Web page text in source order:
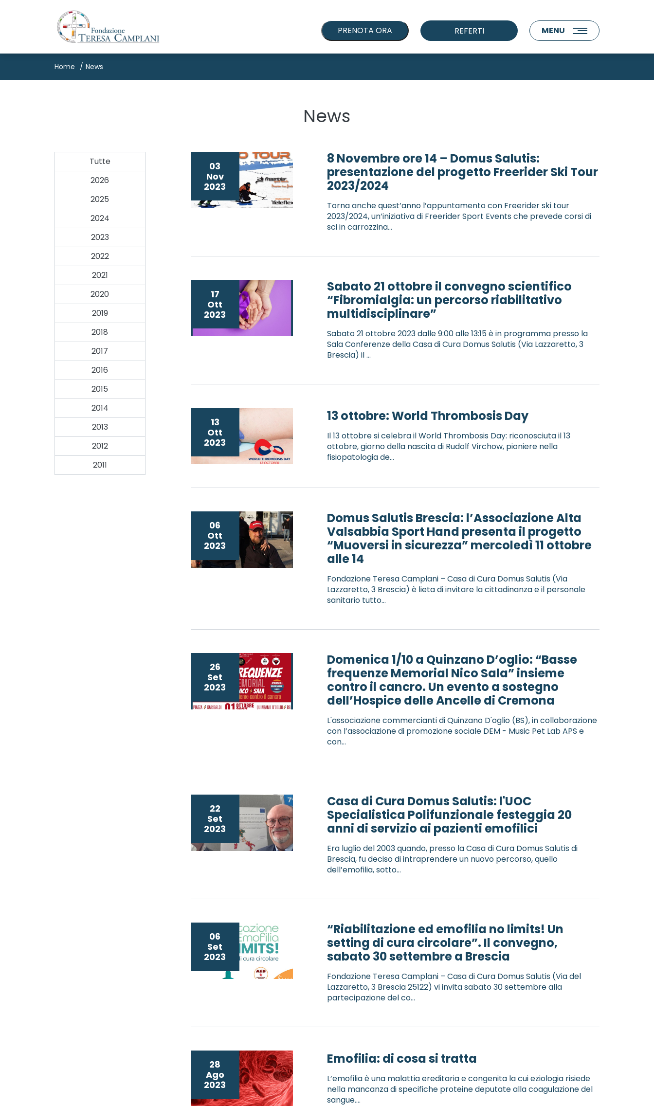
PRENOTA ORA REFERTI MENU
Home News
News
Tutte
2026
2025
2024
2023
2022
2021
2020
2019
2018
2017
2016
2015
2014
2013
2012
2011
03
Nov
2023
8 Novembre ore 14 – Domus Salutis:
presentazione del progetto Freerider Ski Tour
2023/2024
Torna anche quest’anno l’appuntamento con Freerider ski tour
2023/2024, un’iniziativa di Freerider Sport Events che prevede corsi di
sci in carrozzina...
17
Ott
2023
Sabato 21 ottobre il convegno scientifico
“Fibromialgia: un percorso riabilitativo
multidisciplinare”
Sabato 21 ottobre 2023 dalle 9:00 alle 13:15 è in programma presso la
Sala Conferenze della Casa di Cura Domus Salutis (Via Lazzaretto, 3
Brescia) il ...
13
Ott
2023
13 ottobre: World Thrombosis Day
Il 13 ottobre si celebra il World Thrombosis Day: riconosciuta il 13
ottobre, giorno della nascita di Rudolf Virchow, pioniere nella
fisiopatologia de...
06
Ott
2023
Domus Salutis Brescia: l’Associazione Alta
Valsabbia Sport Hand presenta il progetto
“Muoversi in sicurezza” mercoledì 11 ottobre
alle 14
Fondazione Teresa Camplani – Casa di Cura Domus Salutis (Via
Lazzaretto, 3 Brescia) è lieta di invitare la cittadinanza e il personale
sanitario tutto...
26
Set
2023
Domenica 1/10 a Quinzano D’oglio: “Basse
frequenze Memorial Nico Sala” insieme
contro il cancro. Un evento a sostegno
dell’Hospice delle Ancelle di Cremona
L'associazione commercianti di Quinzano D'oglio (BS), in collaborazione
con l’associazione di promozione sociale DEM - Music Pet Lab APS e
con...
22
Set
2023
Casa di Cura Domus Salutis: l'UOC
Specialistica Polifunzionale festeggia 20
anni di servizio ai pazienti emofilici
Era luglio del 2003 quando, presso la Casa di Cura Domus Salutis di
Brescia, fu deciso di intraprendere un nuovo percorso, quello
dell’emofilia, sotto...
06
Set
2023
“Riabilitazione ed emofilia no limits! Un
setting di cura circolare”. Il convegno,
sabato 30 settembre a Brescia
Fondazione Teresa Camplani – Casa di Cura Domus Salutis (Via del
Lazzaretto, 3 Brescia 25122) vi invita sabato 30 settembre alla
partecipazione del co...
28
Ago
2023
Emofilia: di cosa si tratta
L’emofilia è una malattia ereditaria e congenita la cui eziologia risiede
nella mancanza di specifiche proteine deputate alla coagulazione del
sangue....